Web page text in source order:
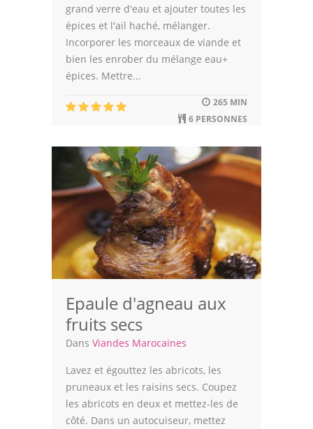
grand verre d'eau et ajouter toutes les
épices et l'ail haché, mélanger.
Incorporer les morceaux de viande et
bien les enrober du mélange eau+
épices. Mettre...
265 MIN
6 PERSONNES
Epaule d'agneau aux
fruits secs
Dans Viandes Marocaines
Lavez et égouttez les abricots, les
pruneaux et les raisins secs. Coupez
les abricots en deux et mettez-les de
côté. Dans un autocuiseur, mettez